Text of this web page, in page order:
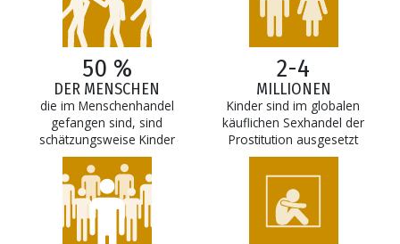
50 %
DER MENSCHEN
die im Menschenhandel
gefangen sind, sind
schätzungsweise Kinder
2-4
MILLIONEN
Kinder sind im globalen
käuflichen Sexhandel der
Prostitution ausgesetzt